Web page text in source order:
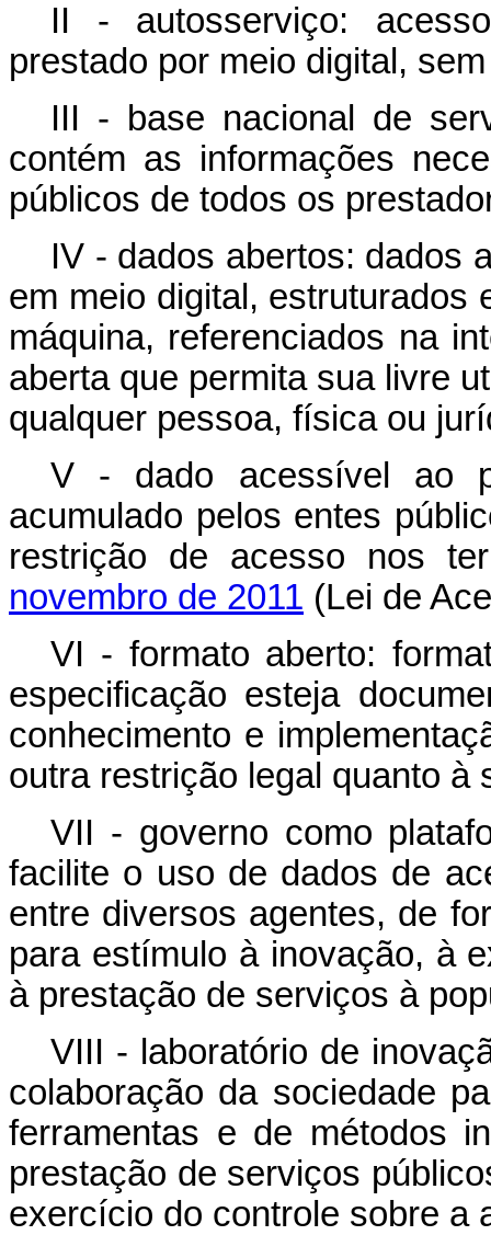
II - autosserviço:
prestado por meio digital,
III - base nacional de
contém as informações
públicos de todos os
IV - dados abertos: dados
em meio digital, estruturados
máquina, referenciados na
aberta que permita sua livre
qualquer pessoa, física ou
V - dado acessível ao
acumulado pelos entes
restrição de acesso nos
novembro de 2011 (Lei de
VI - formato aberto:
especificação esteja
conhecimento e
outra restrição legal quanto à
VII - governo como
facilite o uso de dados de
entre diversos agentes, de
para estímulo à inovação, à
à prestação de serviços à
VIII - laboratório de
colaboração da sociedade
ferramentas e de métodos
prestação de serviços
exercício do controle sobre a